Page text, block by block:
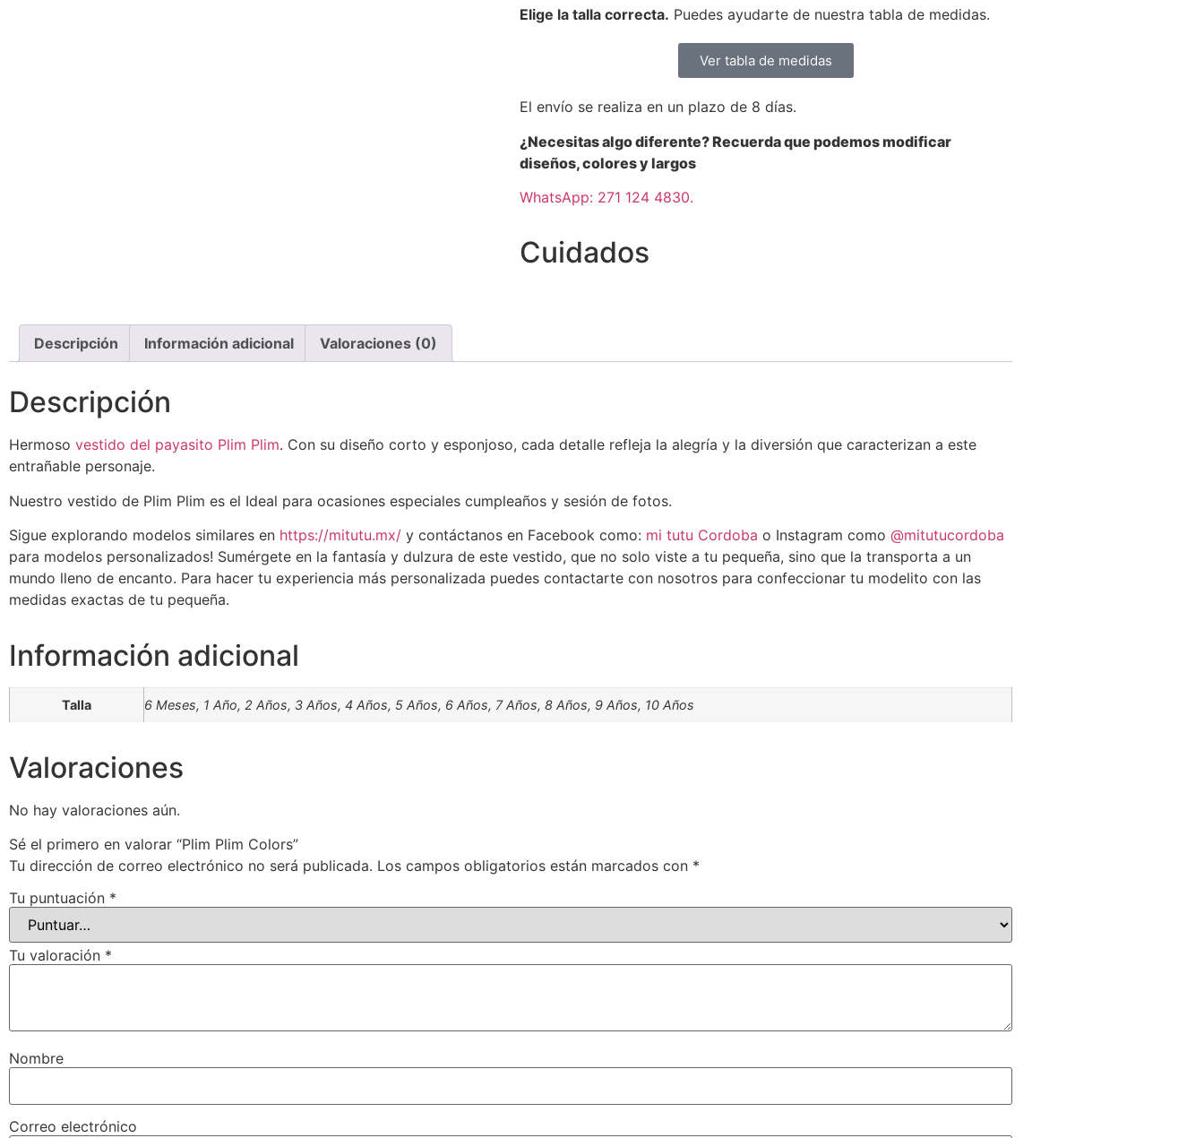
Elige la talla correcta. Puedes ayudarte de nuestra tabla de medidas.
Ver tabla de medidas
El envío se realiza en un plazo de 8 días.
¿Necesitas algo diferente? Recuerda que podemos modificar
diseños, colores y largos
WhatsApp: 271 124 4830.
Cuidados
Descripción Información adicional Valoraciones (0)
Descripción
Hermoso vestido del payasito Plim Plim. Con su diseño corto y esponjoso, cada detalle refleja la alegría y la diversión que caracterizan a este
entrañable personaje.
Nuestro vestido de Plim Plim es el Ideal para ocasiones especiales cumpleaños y sesión de fotos.
Sigue explorando modelos similares en https://mitutu.mx/ y contáctanos en Facebook como: mi tutu Cordoba o Instagram como @mitutucordoba
para modelos personalizados! Sumérgete en la fantasía y dulzura de este vestido, que no solo viste a tu pequeña, sino que la transporta a un
mundo lleno de encanto. Para hacer tu experiencia más personalizada puedes contactarte con nosotros para confeccionar tu modelito con las
medidas exactas de tu pequeña.
Información adicional
Talla 6 Meses, 1 Año, 2 Años, 3 Años, 4 Años, 5 Años, 6 Años, 7 Años, 8 Años, 9 Años, 10 Años
Valoraciones
No hay valoraciones aún.
Sé el primero en valorar “Plim Plim Colors”
Tu dirección de correo electrónico no será publicada. Los campos obligatorios están marcados con *
Tu puntuación *
Tu valoración *
Nombre
Correo electrónico